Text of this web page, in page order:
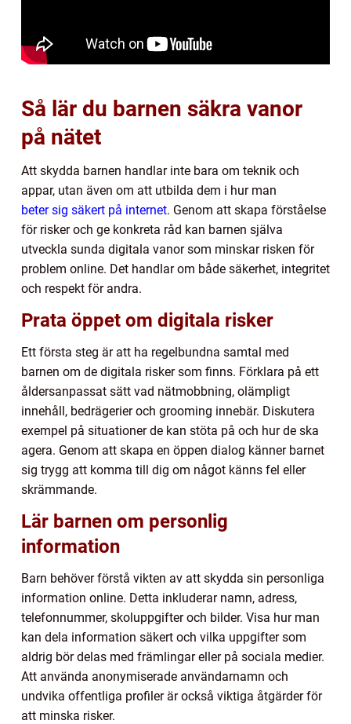
Så lär du barnen säkra vanor
på nätet
Att skydda barnen handlar inte bara om teknik och
appar, utan även om att utbilda dem i hur man
beter sig säkert på internet. Genom att skapa förståelse
för risker och ge konkreta råd kan barnen själva
utveckla sunda digitala vanor som minskar risken för
problem online. Det handlar om både säkerhet, integritet
och respekt för andra.
Prata öppet om digitala risker
Ett första steg är att ha regelbundna samtal med
barnen om de digitala risker som finns. Förklara på ett
åldersanpassat sätt vad nätmobbning, olämpligt
innehåll, bedrägerier och grooming innebär. Diskutera
exempel på situationer de kan stöta på och hur de ska
agera. Genom att skapa en öppen dialog känner barnet
sig trygg att komma till dig om något känns fel eller
skrämmande.
Lär barnen om personlig
information
Barn behöver förstå vikten av att skydda sin personliga
information online. Detta inkluderar namn, adress,
telefonnummer, skoluppgifter och bilder. Visa hur man
kan dela information säkert och vilka uppgifter som
aldrig bör delas med främlingar eller på sociala medier.
Att använda anonymiserade användarnamn och
undvika offentliga profiler är också viktiga åtgärder för
att minska risker.